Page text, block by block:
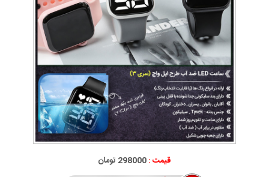
قیمت :298000 تومان